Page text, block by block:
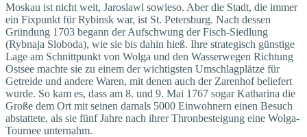
Moskau ist nicht weit, Jaroslawl sowieso. Aber die Stadt, die immer
ein Fixpunkt für Rybinsk war, ist St. Petersburg. Nach dessen
Gründung 1703 begann der Aufschwung der Fisch-Siedlung
(Rybnaja Sloboda), wie sie bis dahin hieß. Ihre strategisch günstige
Lage am Schnittpunkt von Wolga und den Wasserwegen Richtung
Ostsee machte sie zu einem der wichtigsten Umschlagplätze für
Getreide und andere Waren, mit denen auch der Zarenhof beliefert
wurde. So kam es, dass am 8. und 9. Mai 1767 sogar Katharina die
Große dem Ort mit seinen damals 5000 Einwohnern einen Besuch
abstattete, als sie fünf Jahre nach ihrer Thronbesteigung eine Wolga-
Tournee unternahm.